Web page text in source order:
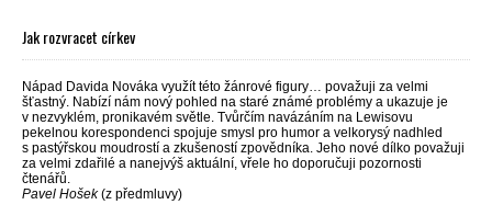
Jak rozvracet církev
Nápad Davida Nováka využít této žánrové figury… považuji za velmi
šťastný. Nabízí nám nový pohled na staré známé problémy a ukazuje je
v nezvyklém, pronikavém světle. Tvůrčím navázáním na Lewisovu
pekelnou korespondenci spojuje smysl pro humor a velkorysý nadhled
s pastýřskou moudrostí a zkušeností zpovědníka. Jeho nové dílko považuji
za velmi zdařilé a nanejvýš aktuální, vřele ho doporučuji pozornosti
čtenářů.
Pavel Hošek (z předmluvy)